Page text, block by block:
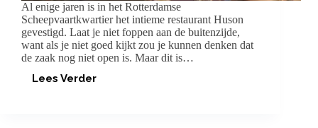
Al enige jaren is in het Rotterdamse
Scheepvaartkwartier het intieme restaurant Huson
gevestigd. Laat je niet foppen aan de buitenzijde,
want als je niet goed kijkt zou je kunnen denken dat
de zaak nog niet open is. Maar dit is…
Lees Verder
EAST